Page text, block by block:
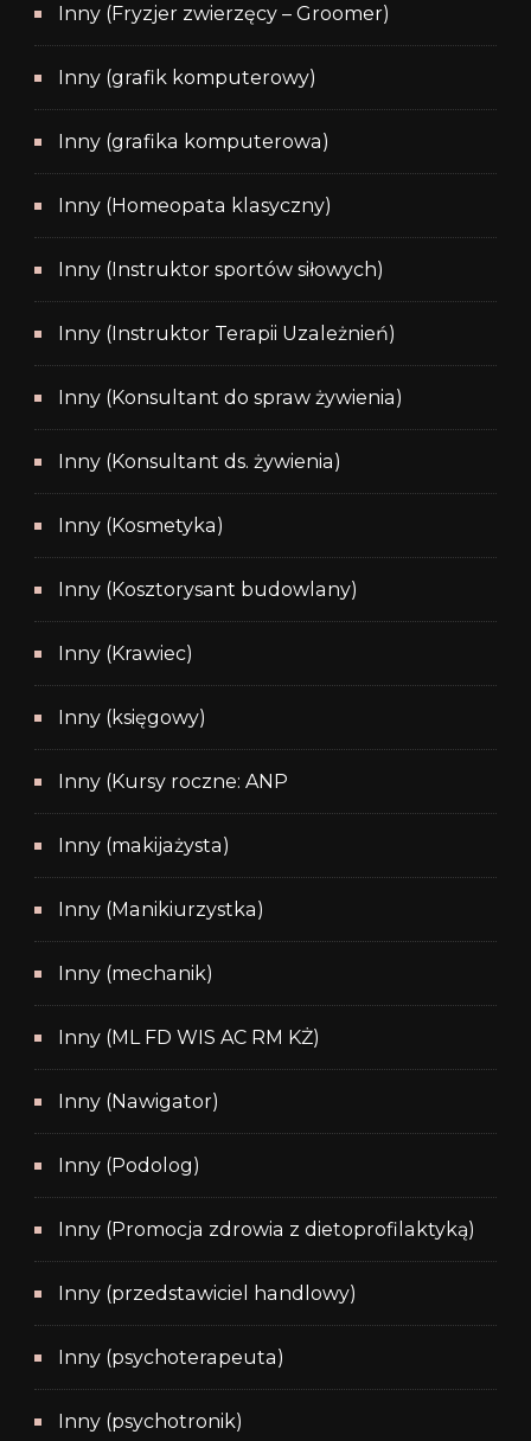
Inny (Fryzjer zwierzęcy – Groomer)
Inny (grafik komputerowy)
Inny (grafika komputerowa)
Inny (Homeopata klasyczny)
Inny (Instruktor sportów siłowych)
Inny (Instruktor Terapii Uzależnień)
Inny (Konsultant do spraw żywienia)
Inny (Konsultant ds. żywienia)
Inny (Kosmetyka)
Inny (Kosztorysant budowlany)
Inny (Krawiec)
Inny (księgowy)
Inny (Kursy roczne: ANP
Inny (makijażysta)
Inny (Manikiurzystka)
Inny (mechanik)
Inny (ML FD WIS AC RM KŻ)
Inny (Nawigator)
Inny (Podolog)
Inny (Promocja zdrowia z dietoprofilaktyką)
Inny (przedstawiciel handlowy)
Inny (psychoterapeuta)
Inny (psychotronik)